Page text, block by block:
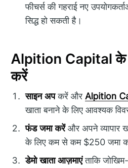
फीचर्स की गहराई नए
सिद्ध हो सकती है।
Alpition Capital
करें
साइन अपकरें औरAlpition
खाता बनाने के लिए आवश्यक
फंड जमा करेंऔर अपने व्यापार
के लिए कम से कम $250 जमा
डेमो खाता आज़माएंताकि